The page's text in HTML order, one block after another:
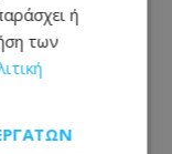
πόλεμο
ή
των